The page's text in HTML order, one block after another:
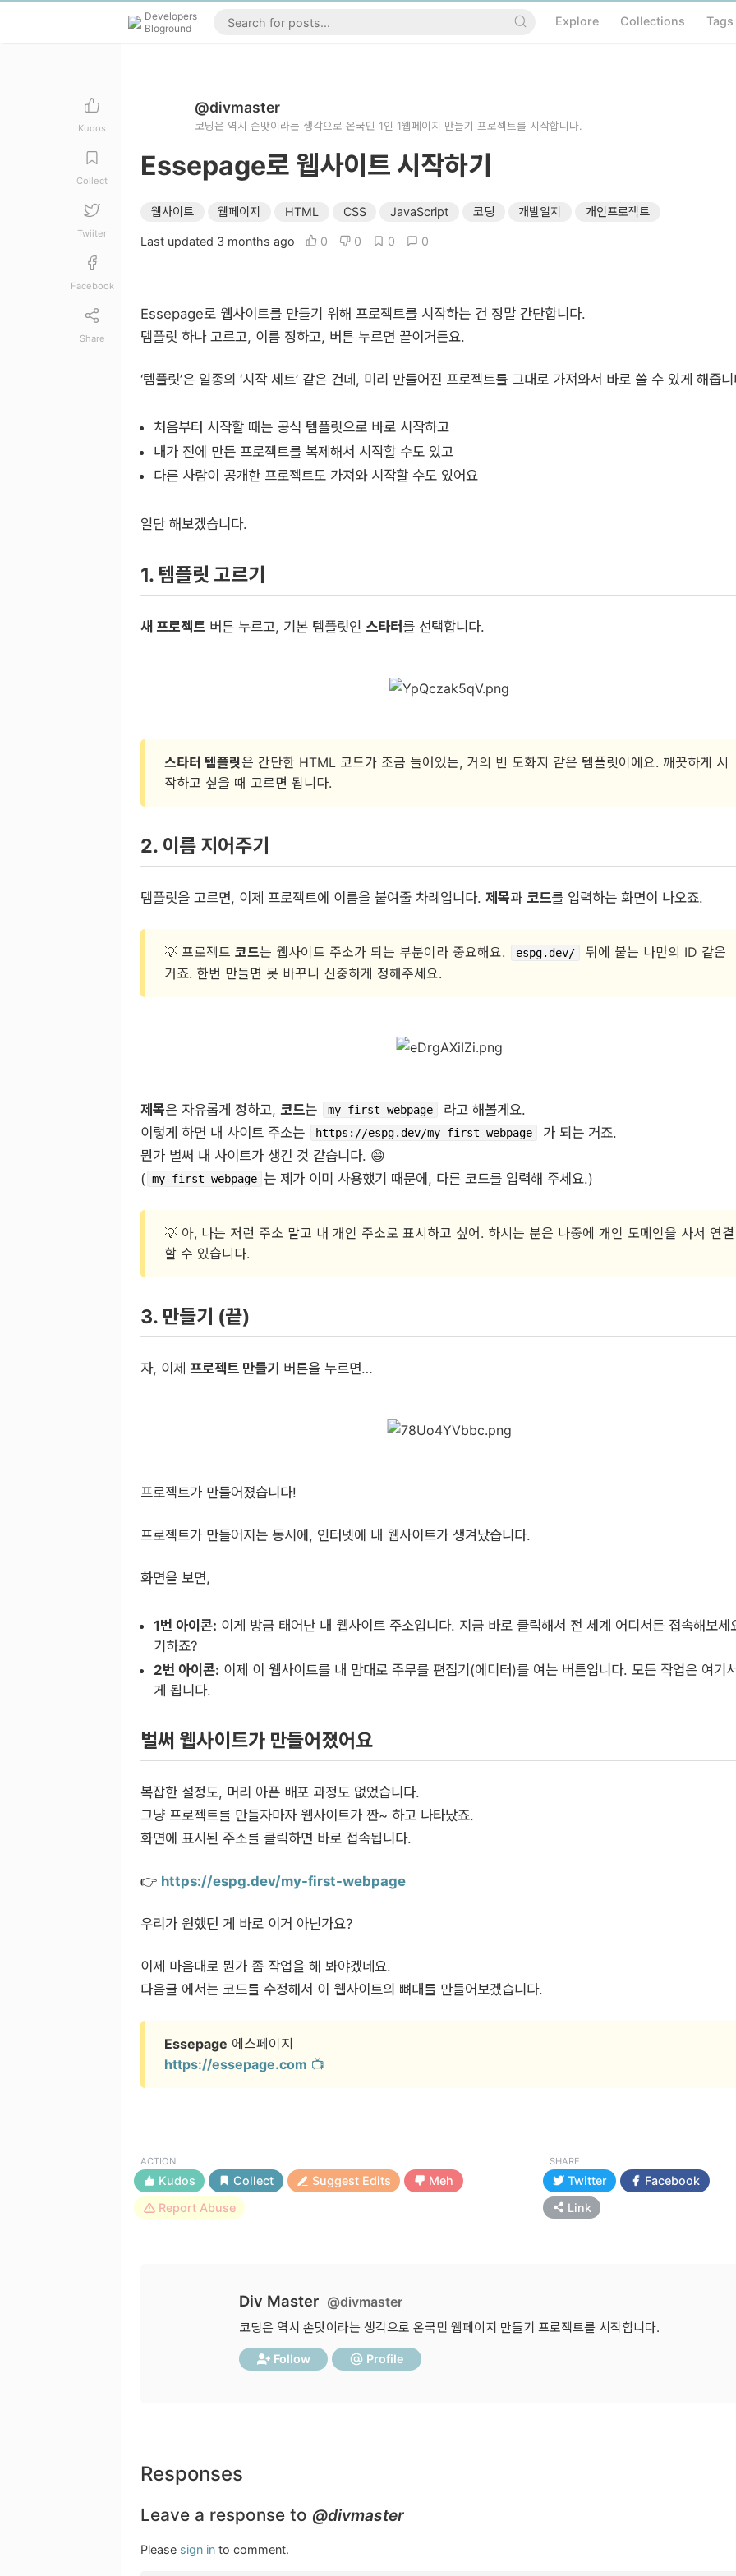
Developers
Bloground
Explore Collections Tags
Kudos
Collect
Twiiter
Facebook
Share
@divmaster
코딩은 역시 손맛이라는 생각으로 온국민 1인 1웹페이지 만들기 프로젝트를 시작합니다.
Essepage로 웹사이트 시작하기
웹사이트 웹페이지 HTML CSS JavaScript 코딩 개발일지 개인프로젝트
Last updated 3 months ago 0 0 0 0
Essepage로 웹사이트를 만들기 위해 프로젝트를 시작하는 건 정말 간단합니다.
템플릿 하나 고르고, 이름 정하고, 버튼 누르면 끝이거든요.
‘템플릿’은 일종의 ‘시작 세트’ 같은 건데, 미리 만들어진 프로젝트를 그대로 가져와서 바로 쓸 수 있게 해줍
처음부터 시작할 때는 공식 템플릿으로 바로 시작하고
내가 전에 만든 프로젝트를 복제해서 시작할 수도 있고
다른 사람이 공개한 프로젝트도 가져와 시작할 수도 있어요
일단 해보겠습니다.
1. 템플릿 고르기
새 프로젝트 버튼 누르고, 기본 템플릿인 스타터 를 선택합니다.
스타터 템플릿은 간단한 HTML 코드가 조금 들어있는, 거의 빈 도화지 같은 템플릿이에요. 깨끗하게 시
작하고 싶을 때 고르면 됩니다.
2. 이름 지어주기
템플릿을 고르면, 이제 프로젝트에 이름을 붙여줄 차례입니다. 제목과 코드를 입력하는 화면이 나오죠.
💡 프로젝트 코드는 웹사이트 주소가 되는 부분이라 중요해요. espg.dev/
뒤에 붙는 나만의 ID 같은
거죠. 한번 만들면 못 바꾸니 신중하게 정해주세요.
제목은 자유롭게 정하고, 코드는 my-first-webpage
라고 해볼게요.
이렇게 하면 내 사이트 주소는
https://espg.dev/my-first-webpage
가 되는 거죠.
뭔가 벌써 내 사이트가 생긴 것 같습니다. 😄
( my-first-webpage 는 제가 이미 사용했기 때문에, 다른 코드를 입력해 주세요.)
💡 아, 나는 저런 주소 말고 내 개인 주소로 표시하고 싶어. 하시는 분은 나중에 개인 도메인을 사서 연결
할 수 있습니다.
3. 만들기 (끝)
자, 이제 프로젝트 만들기 버튼을 누르면…
프로젝트가 만들어졌습니다!
프로젝트가 만들어지는 동시에, 인터넷에 내 웹사이트가 생겨났습니다.
화면을 보면,
1번 아이콘: 이게 방금 태어난 내 웹사이트 주소입니다. 지금 바로 클릭해서 전 세계 어디서든 접속해보세
기하죠?
2번 아이콘: 이제 이 웹사이트를 내 맘대로 주무를 편집기(에디터)를 여는 버튼입니다. 모든 작업은 여기
게 됩니다.
벌써 웹사이트가 만들어졌어요
복잡한 설정도, 머리 아픈 배포 과정도 없었습니다.
그냥 프로젝트를 만들자마자 웹사이트가 짠~ 하고 나타났죠.
화면에 표시된 주소를 클릭하면 바로 접속됩니다.
👉 https://espg.dev/my-first-webpage
우리가 원했던 게 바로 이거 아닌가요?
이제 마음대로 뭔가 좀 작업을 해 봐야겠네요.
다음글 에서는 코드를 수정해서 이 웹사이트의 뼈대를 만들어보겠습니다.
Essepage 에스페이지
https://essepage.com 📺
ACTION
Kudos Collect Suggest Edits
Meh
Report Abuse
SHARE
Twitter
Facebook
Link
Div Master @divmaster
코딩은 역시 손맛이라는 생각으로 온국민 웹페이지 만들기 프로젝트를 시작합니다.
Follow Profile
Responses
Leave a response to @divmaster
Please sign in to comment.